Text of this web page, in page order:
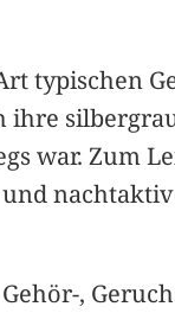
typischen
war. Zum
,